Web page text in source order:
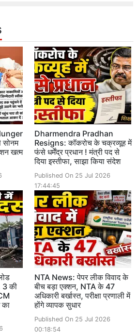
सोनम
खत्म
Dharmendra Pradhan
Resigns: कॉकरोच के चक्रव्यूह में
फंसे धर्मेंद्र प्रधान ! मंत्री पद से
दिया इस्तीफा, साझा किया संदेश
Published On 25 Jul 2026
17:44:45
3 की
का
NTA News: पेपर लीक विवाद के
बीच बड़ा एक्शन, NTA के 47
अधिकारी बर्खास्त, परीक्षा प्रणाली में
होंगे व्यापक सुधार
Published On 25 Jul 2026
00:18:54